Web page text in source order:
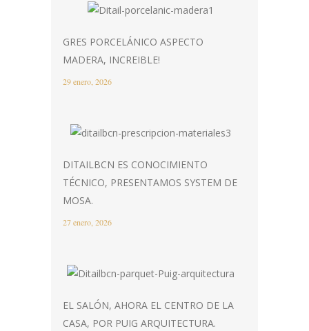
GRES PORCELÁNICO ASPECTO
MADERA, INCREIBLE!
29 enero, 2026
DITAILBCN ES CONOCIMIENTO
TÉCNICO, PRESENTAMOS SYSTEM DE
MOSA.
27 enero, 2026
EL SALÓN, AHORA EL CENTRO DE LA
CASA, POR PUIG ARQUITECTURA.